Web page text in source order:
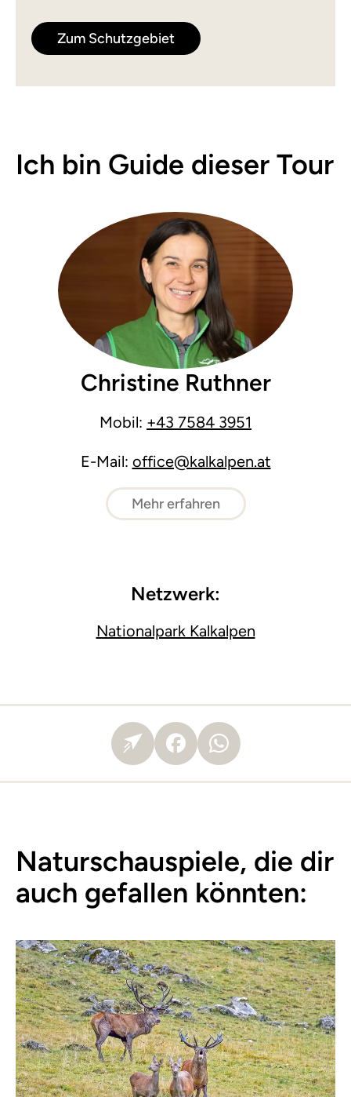
Zum Schutzgebiet
Ich bin Guide dieser Tour
Christine Ruthner
Mobil: +43 7584 3951
E-Mail: office@kalkalpen.at
Mehr erfahren
Netzwerk:
Nationalpark Kalkalpen
Naturschauspiele, die dir
auch gefallen könnten: